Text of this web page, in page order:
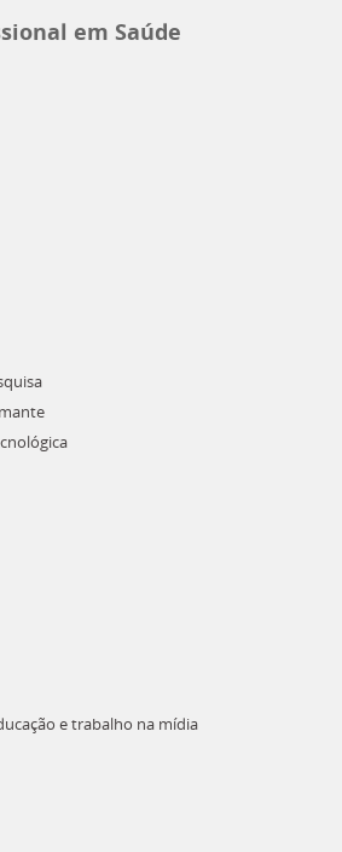
em Saúde
e trabalho na mídia